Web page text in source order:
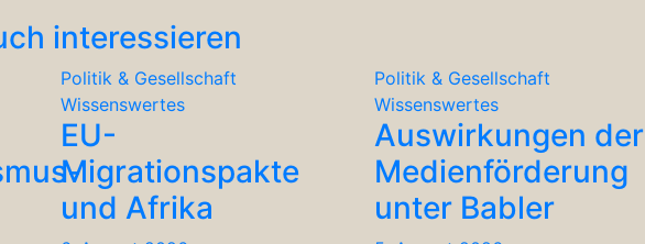
interessieren
Politik & Gesellschaft
Wissenswertes
EU-
Migrationspakte
und Afrika
Politik & Gesellschaft
Wissenswertes
Auswirkungen der
Medienförderung
unter Babler